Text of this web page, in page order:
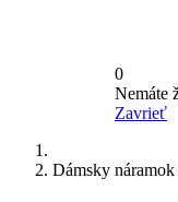
0
Nemáte
Zavrieť
Dámsky